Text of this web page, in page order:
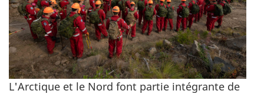
L'Arctique et le Nord font partie intégrante de